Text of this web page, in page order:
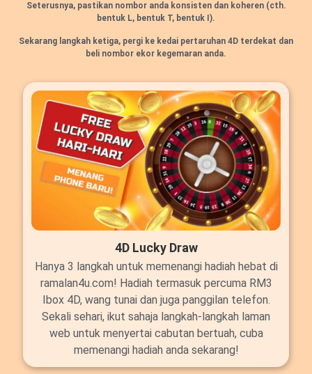
Seterusnya, pastikan nombor anda konsisten dan koheren (cth.
bentuk L, bentuk T, bentuk I).
Sekarang langkah ketiga, pergi ke kedai pertaruhan 4D terdekat dan
beli nombor ekor kegemaran anda.
4D Lucky Draw
Hanya 3 langkah untuk memenangi hadiah hebat di
ramalan4u.com! Hadiah termasuk percuma RM3
Ibox 4D, wang tunai dan juga panggilan telefon.
Sekali sehari, ikut sahaja langkah-langkah laman
web untuk menyertai cabutan bertuah, cuba
memenangi hadiah anda sekarang!